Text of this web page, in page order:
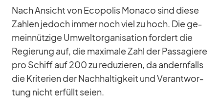
Nach An­sicht von Eco­po­lis Mo­naco sind diese
Zah­len je­doch im­mer noch viel zu hoch. Die ge­
mein­nüt­zige Um­welt­or­ga­ni­sa­tion for­dert die
Re­gie­rung auf, die ma­xi­male Zahl der Pas­sa­giere
pro Schiff auf 200 zu re­du­zie­ren, da an­dern­falls
die Kri­te­rien der Nach­hal­tig­keit und Ver­ant­wor­
tung nicht er­füllt seien.